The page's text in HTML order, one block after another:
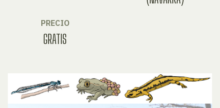
PRECIO
GRATIS